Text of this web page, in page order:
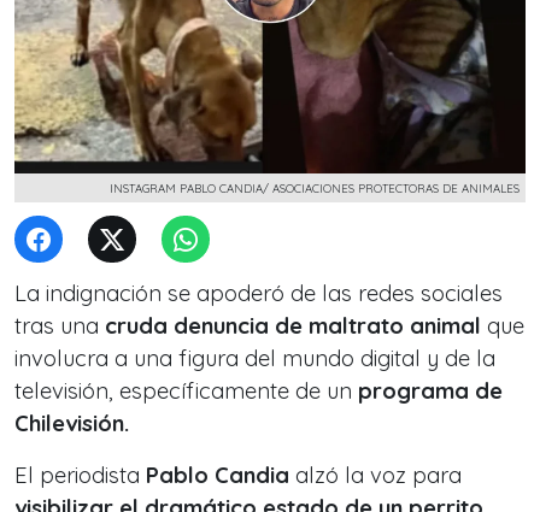
INSTAGRAM PABLO CANDIA/ ASOCIACIONES PROTECTORAS DE ANIMALES
La indignación se apoderó de las redes sociales
tras una cruda denuncia de maltrato animal que
involucra a una figura del mundo digital y de la
televisión, específicamente de un programa de
Chilevisión.
El periodista Pablo Candia alzó la voz para